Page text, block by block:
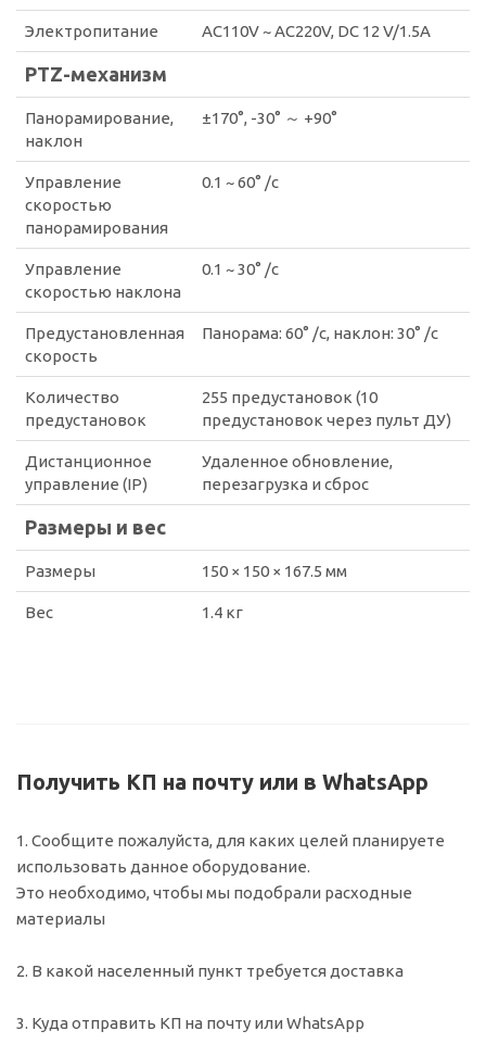
Электропитание AC110V ~ AC220V, DC 12 V/1.5A
PTZ-механизм
Панорамирование,
наклон
±170°, -30° ～ +90°
Управление
скоростью
панорамирования
0.1 ~ 60° /с
Управление
скоростью наклона
0.1 ~ 30° /с
Предустановленная
скорость
Панорама: 60° /с, наклон: 30° /с
Количество
предустановок
255 предустановок (10
предустановок через пульт ДУ)
Дистанционное
управление (IP)
Удаленное обновление,
перезагрузка и сброс
Размеры и вес
Размеры 150 × 150 × 167.5 мм
Вес 1.4 кг
Получить КП на почту или в WhatsApp
1. Сообщите пожалуйста, для каких целей планируете
использовать данное оборудование.
Это необходимо, чтобы мы подобрали расходные
материалы
2. В какой населенный пункт требуется доставка
3. Куда отправить КП на почту или WhatsApp